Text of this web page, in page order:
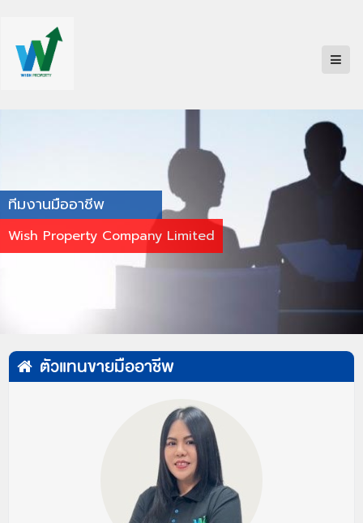
ทีมงานมืออาชีพ
Wish Property Company Limited
ตัวแทนขายมืออาชีพ